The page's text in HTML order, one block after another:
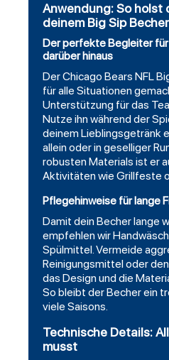
Anwendung: So holst
deinem Big Sip
Der perfekte Begleiter für
darüber hinaus
Der Chicago Bears NFL
für alle Situationen
Unterstützung für das
Nutze ihn während der
deinem Lieblingsgetränk
allein oder in geselliger
robusten Materials ist er
Aktivitäten wie Grillfeste
Pflegehinweise für lange
Damit dein Becher lange
empfehlen wir
Spülmittel. Vermeide
Reinigungsmittel oder
das Design und die
So bleibt der Becher ein
viele Saisons.
Technische Details:
musst